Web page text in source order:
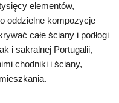
elementów,
oddzielne kompozycje
całe ściany i podłogi
i sakralnej Portugalii,
chodniki i ściany,